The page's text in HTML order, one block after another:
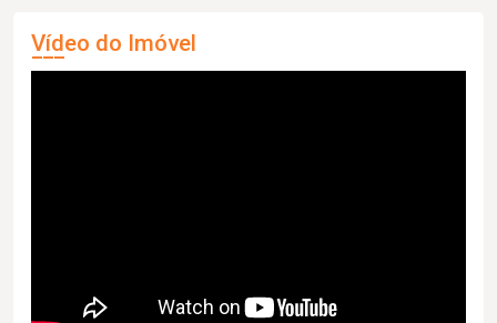
Vídeo do Imóvel